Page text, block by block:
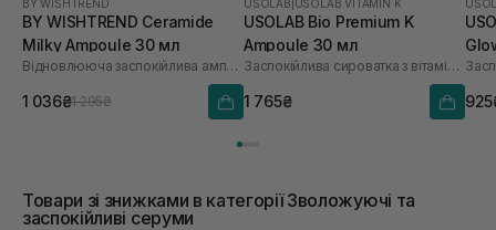
BY WISHTREND
BY WISHTREND Ceramide
Milky Ampoule 30 мл
Відновлююча заспокійлива ампула для обличчя
1 036₴1 295₴
USOLAB USOLAB VITAMIN K
USOLAB Bio Premium K
Ampoule 30 мл
Заспокійлива сироватка з вітаміном K
1 765₴
Товари зі знижками в категорії Зволожуючі та
заспокійливі серуми